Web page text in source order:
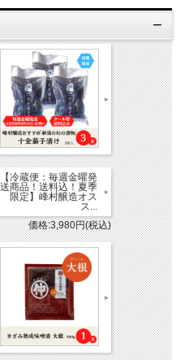
【冷蔵便：毎週金曜発
送商品！送料込！夏季
限定】峰村醸造オス
ス...
価格:3,980円(税込)